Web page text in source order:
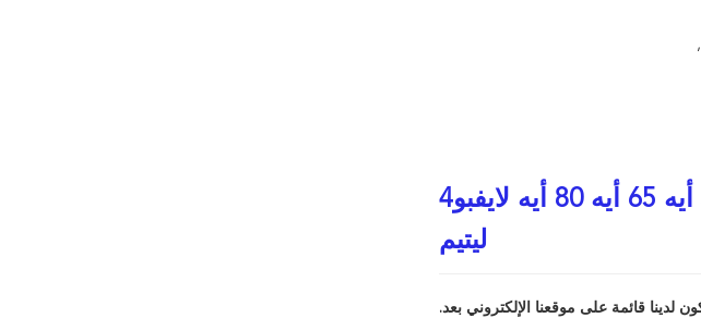
,
بطارية 60 فولت 72 فولت 20 أيه إيه 30 أيه إيه 45 أيه 50 أيه 65 أيه 80 أيه لايفبو4
ليتيم
لدينا قائمة على موقعنا الإلكتروني بعد.